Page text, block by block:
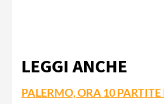
LEGGI ANCHE
PALERMO, ORA 10